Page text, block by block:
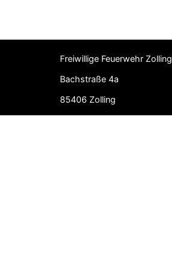
Freiwillige Feuerwehr Zolling
Bachstraße 4a
85406 Zolling